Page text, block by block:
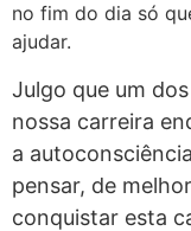
no fim do dia só
ajudar.
Julgo que um
nossa carreira
a
pensar, de
conquistar esta